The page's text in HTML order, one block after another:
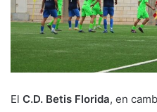
El C.D. Betis Florida, en